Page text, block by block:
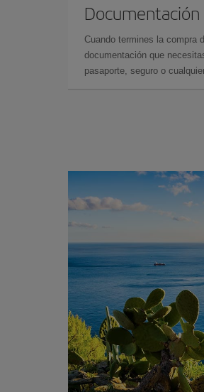
Cuando termines la compra
documentación que
pasaporte, seguro o